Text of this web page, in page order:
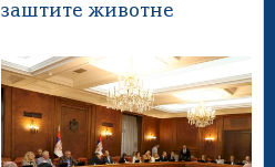
заштите животне